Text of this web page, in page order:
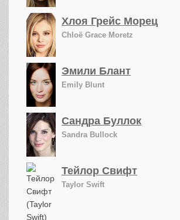
Хлоя Грейс Морец
Chloë Grace Moretz
Эмили Блант
Emily Blunt
Сандра Буллок
Sandra Bullock
Тейлор Свифт
Taylor Swift